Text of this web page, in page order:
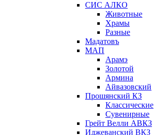
СИС АЛКО
Животные
Храмы
Разные
Мадатовъ
МАП
Арамэ
Золотой
Армина
Айвазовский
Прошянский КЗ
Классические
Сувенирные
Грейт Велли АВКЗ
Иджеванский ВКЗ